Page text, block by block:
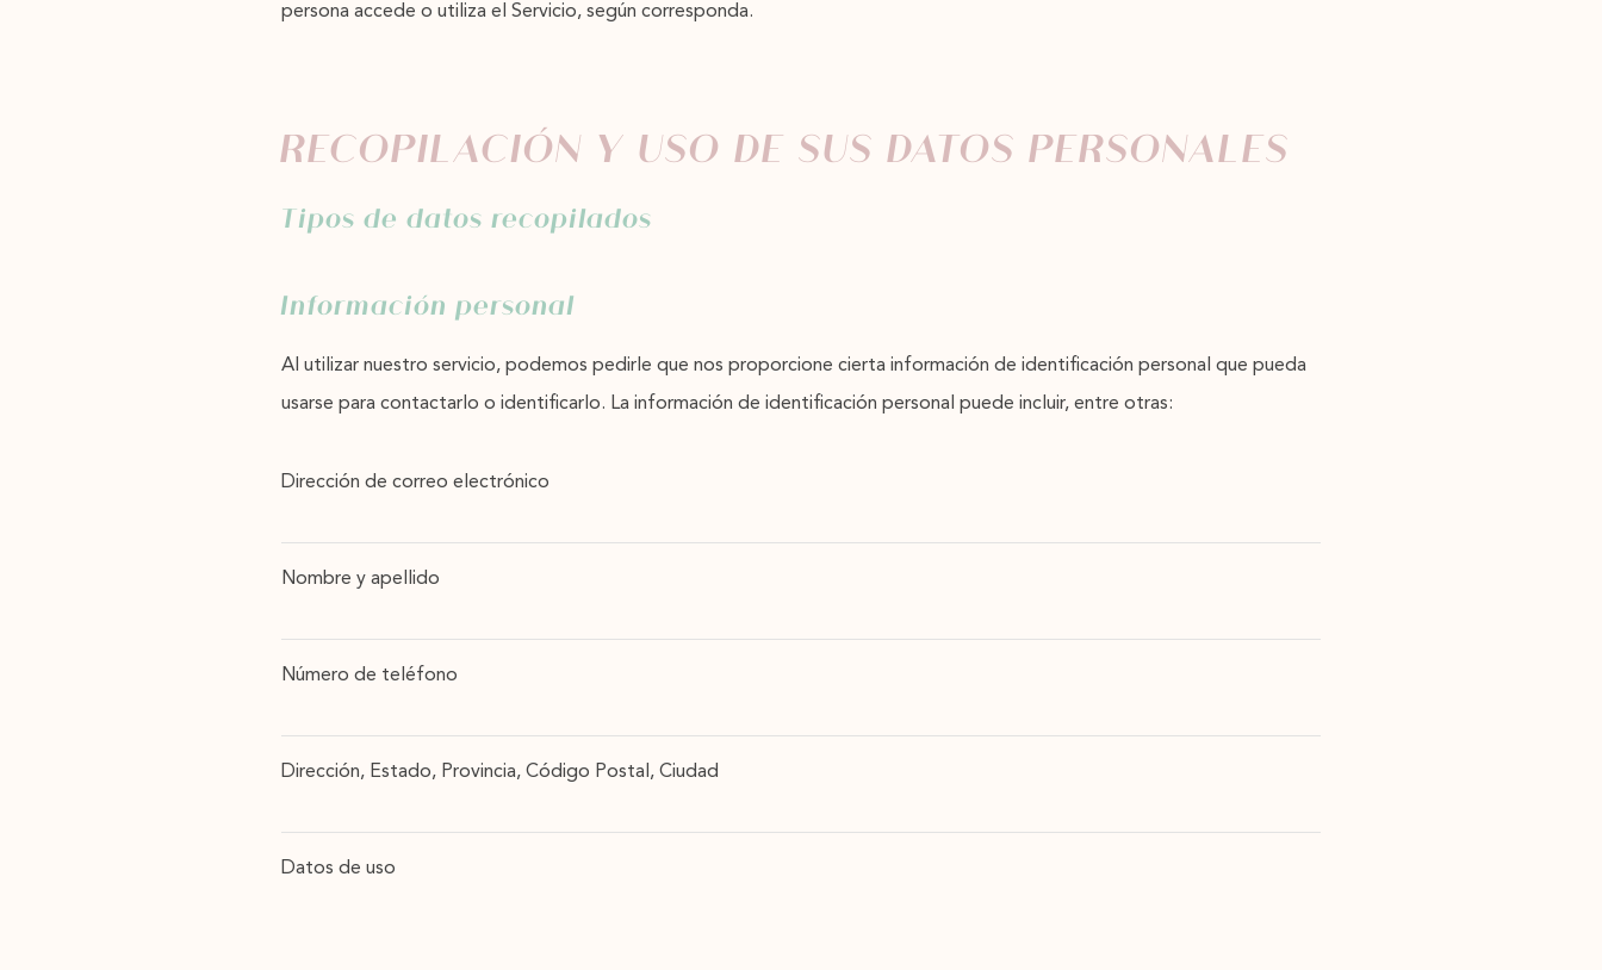
persona accede o utiliza el Servicio, según corresponda.
RECOPILACIÓN Y USO DE SUS DATOS PERSONALES
Tipos de datos recopilados
Información personal
Al utilizar nuestro servicio, podemos pedirle que nos proporcione cierta información de identificación personal que pueda
usarse para contactarlo o identificarlo. La información de identificación personal puede incluir, entre otras:
Dirección de correo electrónico
Nombre y apellido
Número de teléfono
Dirección, Estado, Provincia, Código Postal, Ciudad
Datos de uso